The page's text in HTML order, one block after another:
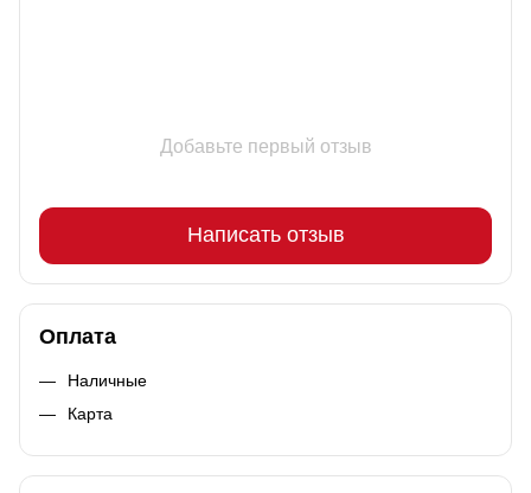
Добавьте первый отзыв
Написать отзыв
Оплата
Наличные
Карта